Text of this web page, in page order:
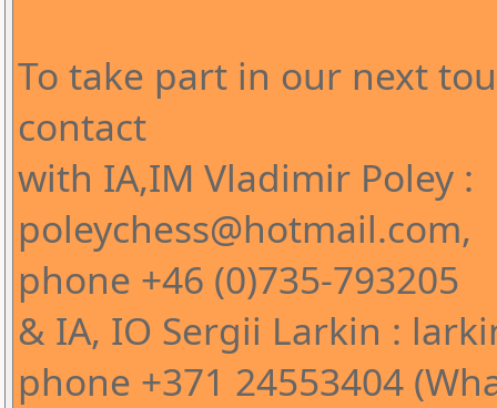
To take part in our next
contact
with IA,IM Vladimir Poley :
poleychess@hotmail.com,
phone +46 (0)735-793205
& IA, IO Sergii Larkin :
phone +371 24553404